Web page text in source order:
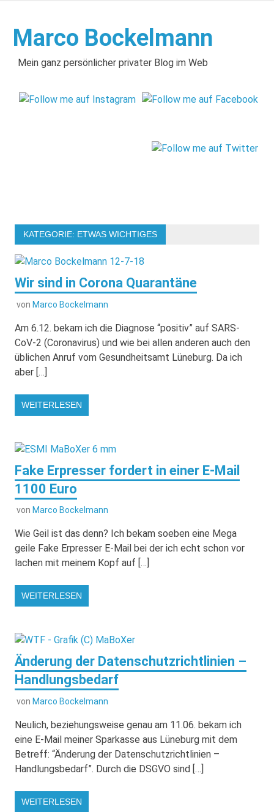
springen
Marco Bockelmann
Mein ganz persönlicher privater Blog im Web
KATEGORIE: ETWAS WICHTIGES
Wir sind in Corona Quarantäne
von Marco Bockelmann
Am 6.12. bekam ich die Diagnose “positiv” auf SARS-
CoV-2 (Coronavirus) und wie bei allen anderen auch den
üblichen Anruf vom Gesundheitsamt Lüneburg. Da ich
aber […]
WEITERLESEN
Fake Erpresser fordert in einer E-Mail
1100 Euro
von Marco Bockelmann
Wie Geil ist das denn? Ich bekam soeben eine Mega
geile Fake Erpresser E-Mail bei der ich echt schon vor
lachen mit meinem Kopf auf […]
WEITERLESEN
Änderung der Datenschutzrichtlinien –
Handlungsbedarf
von Marco Bockelmann
Neulich, beziehungsweise genau am 11.06. bekam ich
eine E-Mail meiner Sparkasse aus Lüneburg mit dem
Betreff: “Änderung der Datenschutzrichtlinien –
Handlungsbedarf”. Durch die DSGVO sind […]
WEITERLESEN